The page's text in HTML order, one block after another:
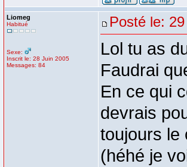
Liomeg
Habitué
Sexe:
Inscrit le: 28 Juin 2005
Messages: 84
Posté le:
Lol tu as
Faudrai
En ce qui
devrais
toujours le
(héhé je